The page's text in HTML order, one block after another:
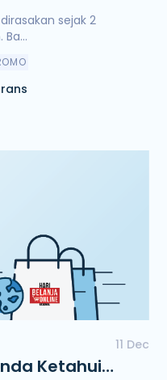
sejak 2
11 Dec
Ketahui